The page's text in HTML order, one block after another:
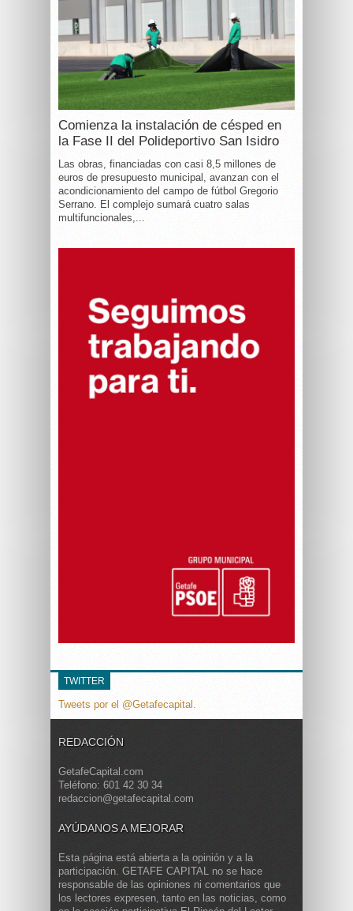
Comienza la instalación de césped en
la Fase II del Polideportivo San Isidro
Las obras, financiadas con casi 8,5 millones de
euros de presupuesto municipal, avanzan con el
acondicionamiento del campo de fútbol Gregorio
Serrano. El complejo sumará cuatro salas
multifuncionales,...
TWITTER
Tweets por el @Getafecapital.
REDACCIÓN
GetafeCapital.com
Teléfono: 601 42 30 34
redaccion@getafecapital.com
AYÚDANOS A MEJORAR
Esta página está abierta a la opinión y a la
participación. GETAFE CAPITAL no se hace
responsable de las opiniones ni comentarios que
los lectores expresen, tanto en las noticias, como